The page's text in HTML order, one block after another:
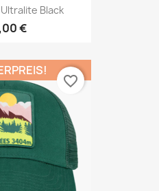
Black
€
favorite_border